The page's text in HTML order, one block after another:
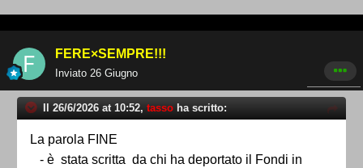
FERE×SEMPRE!!!
Inviato 26 Giugno
Il 26/6/2026 at 10:52, tasso ha scritto:
La parola FINE
- è stata scritta da chi ha deportato il Fondi in